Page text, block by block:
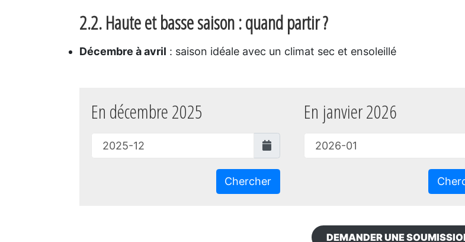
2.2. Haute et basse saison : quand partir ?
Décembre à avril : saison idéale avec un climat sec et ensoleillé
En décembre 2025
Chercher
En janvier 2026
DEMANDER UNE